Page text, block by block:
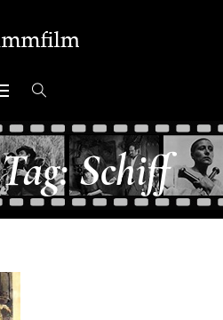
Schiff